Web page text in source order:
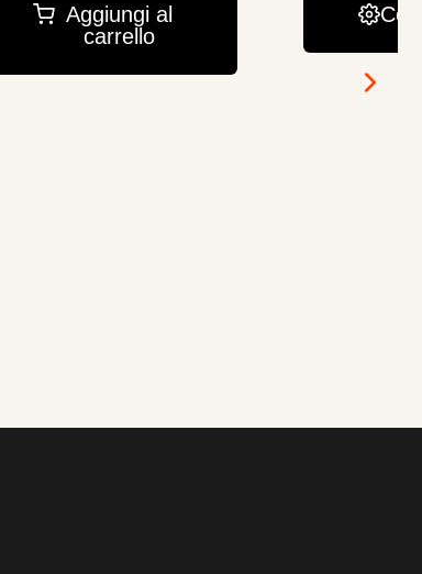
Aggiungi al
carrello